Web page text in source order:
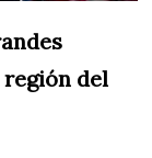
región del